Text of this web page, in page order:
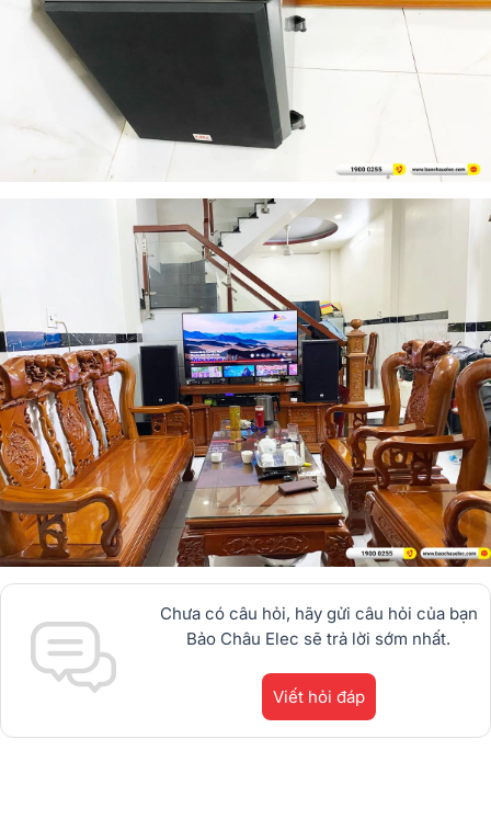
Chưa có câu hỏi, hãy gửi câu hỏi của bạn
Bảo Châu Elec sẽ trả lời sớm nhất.
Viết hỏi đáp